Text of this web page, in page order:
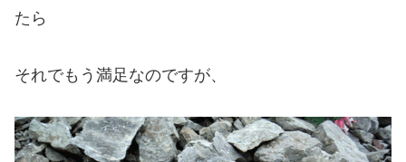
たら
それでもう満足なのですが、